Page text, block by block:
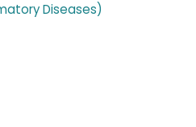
Diseases)